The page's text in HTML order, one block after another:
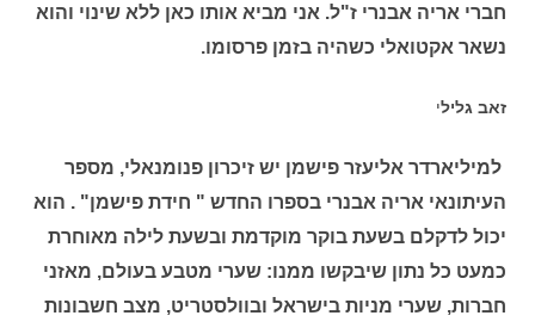
חברי אריה אבנרי ז"ל. אני מביא אותו כאן ללא שינוי והוא
נשאר אקטואלי כשהיה בזמן פרסומו.
זאב גלילי
למיליארדר אליעזר פישמן יש זיכרון פנומנאלי, מספר
העיתונאי אריה אבנרי בספרו החדש " חידת פישמן" . הוא
יכול לדקלם בשעת בוקר מוקדמת ובשעת לילה מאוחרת
כמעט כל נתון שיבקשו ממנו: שערי מטבע בעולם, מאזני
חברות, שערי מניות בישראל ובוולסטריט, מצב חשבונות